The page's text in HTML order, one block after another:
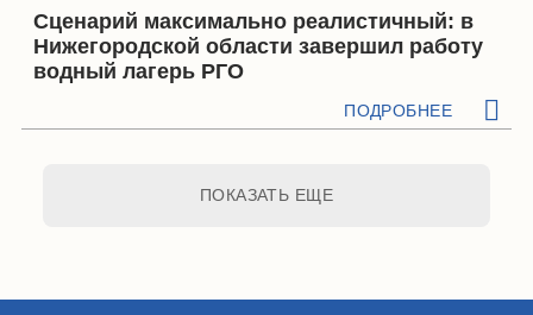
Сценарий максимально реалистичный: в
Нижегородской области завершил работу
водный лагерь РГО
ПОДРОБНЕЕ
ПОКАЗАТЬ ЕЩЕ